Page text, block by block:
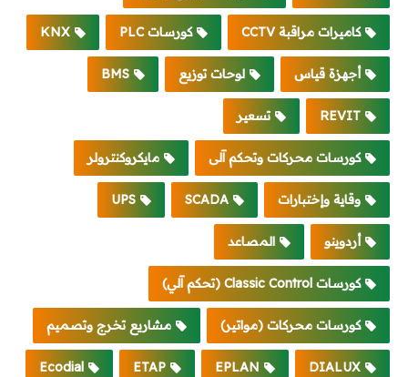
كاميرات مراقبة CCTV كورسات PLC KNX
أجهزة قياس لوحات توزيع BMS
REVIT تسعير
كورسات محركات وتحكم آلى مايكروكنترولر
وقاية وإختبارات SCADA
UPS
أردوينو المصاعد
كورسات Classic Control (تحكم آلي)
كورسات محركات (مواتير) مشاريع تخرج وتصميم
DIALUX
EPLAN
ETAP
Ecodial